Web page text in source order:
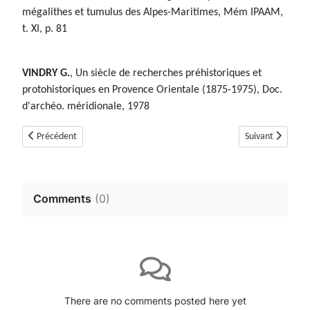
mégalithes et tumulus des Alpes-Maritimes, Mém IPAAM,
t. XI, p. 81
VINDRY G., Un siècle de recherches préhistoriques et
protohistoriques en Provence Orientale (1875-1975), Doc.
d'archéo. méridionale, 1978
Article précédent : Tumulus du Cartinet N°2 (Cabris, Alpes-Maritimes)
Précédent Article suivant :
Suivant
Comments (0)
There are no comments posted here yet